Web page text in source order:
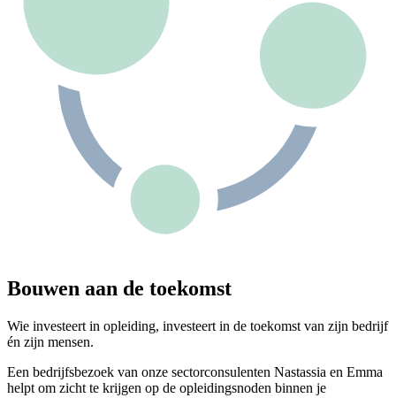
Bouwen aan de toekomst
Wie investeert in opleiding, investeert in de toekomst van zijn bedrijf
én zijn mensen.
Een bedrijfsbezoek van onze sectorconsulenten Nastassia en Emma
helpt om zicht te krijgen op de opleidingsnoden binnen je